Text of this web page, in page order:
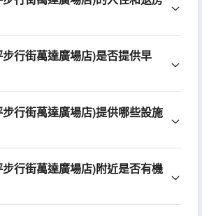
行街萬達廣場店)是否提供早
行街萬達廣場店)提供哪些設施
行街萬達廣場店)附近是否有機